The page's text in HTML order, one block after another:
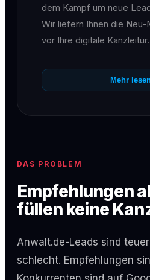
dem Kampf um neue
Wir liefern Ihnen die
vor Ihre digitale Kanzleitür.
Mehr
DAS PROBLEM
Empfehlungen
füllen keine
Anwalt.de-Leads sind
schlecht. Empfehlungen